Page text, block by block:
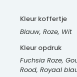
Kleur koffertje
Blauw, Roze, Wit
Kleur opdruk
Fuchsia Roze,
Rood, Royaal